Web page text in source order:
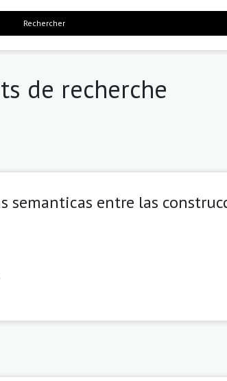
Rechercher
de recherche
semanticas entre las